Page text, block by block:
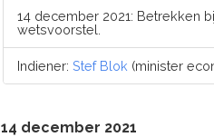
14 december 2021: Betrekken
wetsvoorstel.
Indiener:Stef Blok (minister
14 december 2021